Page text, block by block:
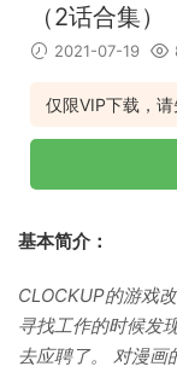
（2话合集）
2021-07-19
仅限VIP下载，请
基本简介：
CLOCKUP的游戏
寻找工作的时候发
去应聘了。 对漫画